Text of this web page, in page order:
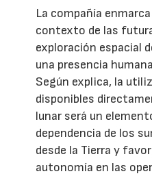
La compañía
contexto de las
exploración espacial
una presencia
Según explica, la
disponibles
lunar será un
dependencia de los
desde la Tierra y
autonomía en las